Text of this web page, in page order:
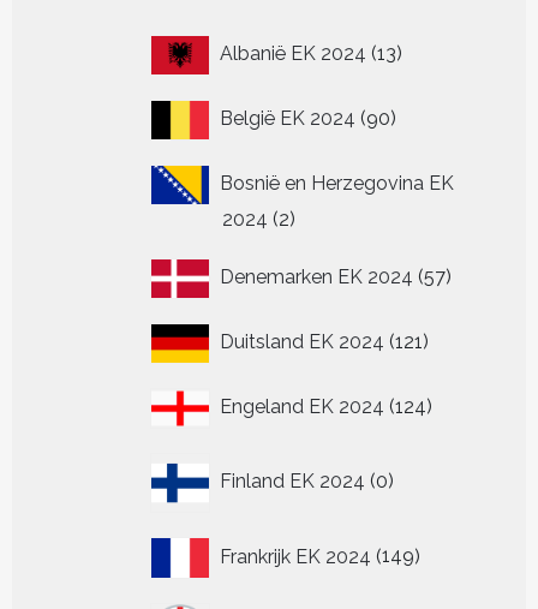
Albanië EK 2024 1313
België EK 2024 9090
Bosnië en Herzegovina EK
2024 22
Denemarken EK 2024 5757
Duitsland EK 2024 121121
Engeland EK 2024 124124
Finland EK 2024 0
producten
Frankrijk EK 2024 149149